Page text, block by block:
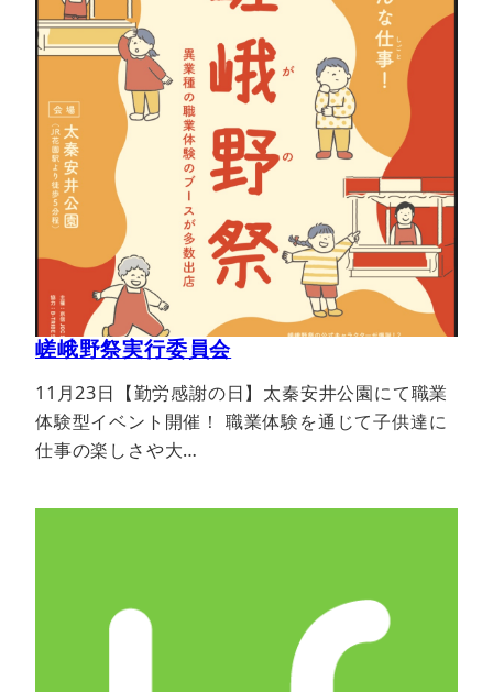
嵯峨野祭実行委員会
11月23日【勤労感謝の日】太秦安井公園にて職業
体験型イベント開催！ 職業体験を通じて子供達に
仕事の楽しさや大…